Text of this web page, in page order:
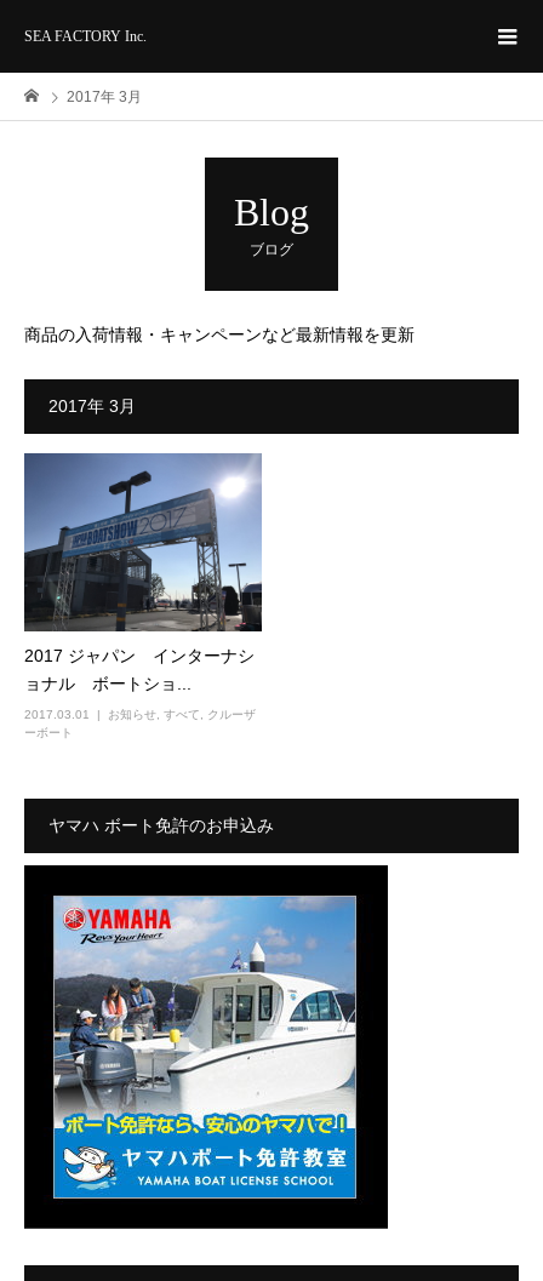
SEA FACTORY Inc.
2017年 3月
Blog
ブログ
商品の入荷情報・キャンペーンなど最新情報を更新
2017年 3月
2017 ジャパン インターナシ
ョナル ボートショ...
2017.03.01 お知らせ すべて
クルーザ
ーボート
ヤマハ ボート免許のお申込み